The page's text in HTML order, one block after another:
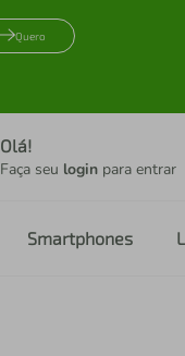
Quero
Olá!
Faça seu login para entrar
Smartphones